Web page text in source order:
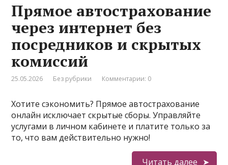
Прямое автострахование
через интернет без
посредников и скрытых
комиссий
25.05.2026 Без рубрики Комментарии: 0
Хотите сэкономить? Прямое автострахование
онлайн исключает скрытые сборы. Управляйте
услугами в личном кабинете и платите только за
то, что вам действительно нужно!
Читать далее